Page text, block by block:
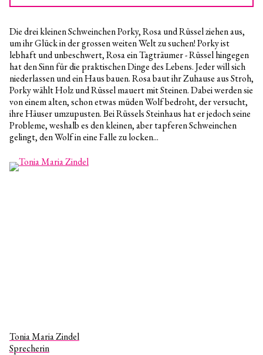
Die drei kleinen Schweinchen Porky, Rosa und Rüssel ziehen aus,
um ihr Glück in der grossen weiten Welt zu suchen! Porky ist
lebhaft und unbeschwert, Rosa ein Tagträumer - Rüssel hingegen
hat den Sinn für die praktischen Dinge des Lebens. Jeder will sich
niederlassen und ein Haus bauen. Rosa baut ihr Zuhause aus Stroh,
Porky wählt Holz und Rüssel mauert mit Steinen. Dabei werden sie
von einem alten, schon etwas müden Wolf bedroht, der versucht,
ihre Häuser umzupusten. Bei Rüssels Steinhaus hat er jedoch seine
Probleme, weshalb es den kleinen, aber tapferen Schweinchen
gelingt, den Wolf in eine Falle zu locken...
Tonia Maria Zindel
Sprecherin